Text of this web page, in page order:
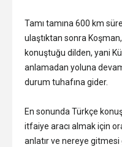
Tamı tamına 600 km
ulaştıktan sonra
konuştuğu dilden, yani
anlamadan yoluna devam
durum tuhafına gider.
En sonunda Türkçe
itfaiye aracı almak için
anlatır ve nereye